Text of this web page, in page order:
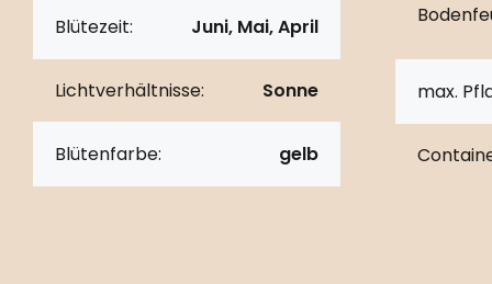
Blütezeit: Juni, Mai, April
Lichtverhältnisse: Sonne
Blütenfarbe: gelb
max.